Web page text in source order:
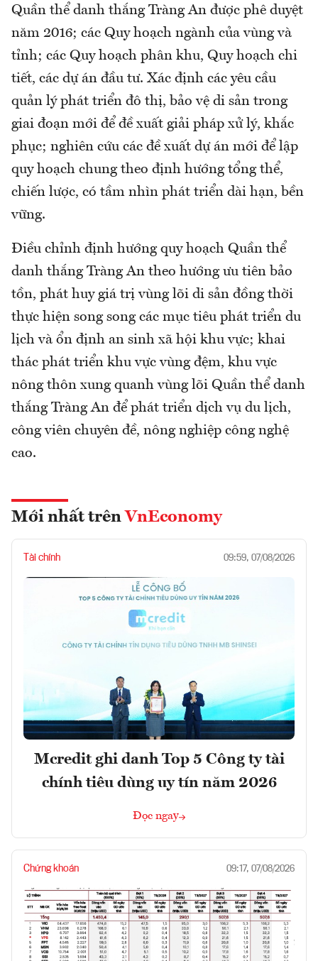
Quần thể danh thắng Tràng An được phê duyệt
năm 2016; các Quy hoạch ngành của vùng và
tỉnh; các Quy hoạch phân khu, Quy hoạch chi
tiết, các dự án đầu tư. Xác định các yêu cầu
quản lý phát triển đô thị, bảo vệ di sản trong
giai đoạn mới để đề xuất giải pháp xử lý, khắc
phục; nghiên cứu các đề xuất dự án mới để lập
quy hoạch chung theo định hướng tổng thể,
chiến lược, có tầm nhìn phát triển dài hạn, bền
vững.
Điều chỉnh định hướng quy hoạch Quần thể
danh thắng Tràng An theo hướng ưu tiên bảo
tồn, phát huy giá trị vùng lõi di sản đồng thời
thực hiện song song các mục tiêu phát triển du
lịch và ổn định an sinh xã hội khu vực; khai
thác phát triển khu vực vùng đệm, khu vực
nông thôn xung quanh vùng lõi Quần thể danh
thắng Tràng An để phát triển dịch vụ du lịch,
công viên chuyên đề, nông nghiệp công nghệ
cao.
Mới nhất trên VnEconomy
Tài chính 09:59, 07/08/2026
Mcredit ghi danh Top 5 Công ty tài
chính tiêu dùng uy tín năm 2026
Đọc ngay
Chứng khoán 09:17, 07/08/2026